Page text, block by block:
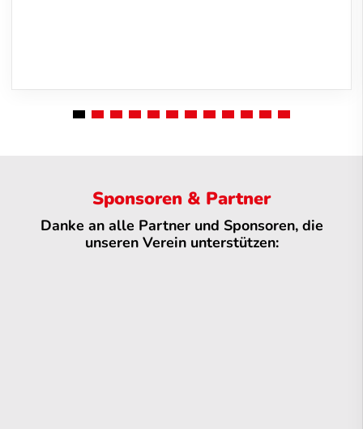
Sponsoren & Partner
Danke an alle Partner und Sponsoren, die
unseren Verein unterstützen: